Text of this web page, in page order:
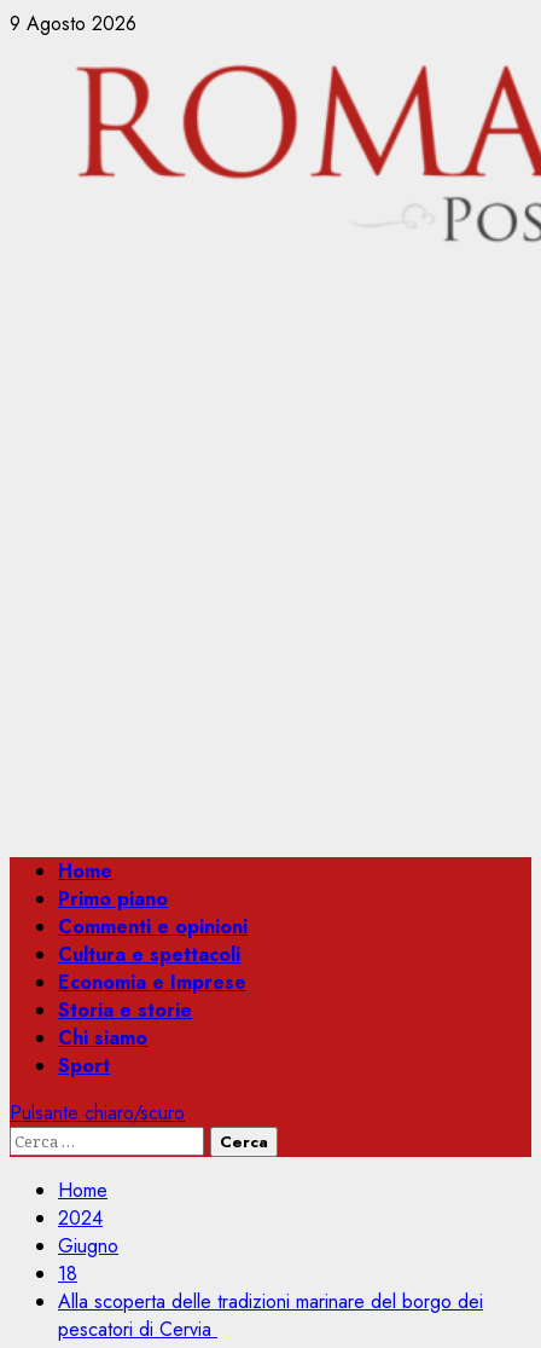
Vai
contenuto
9 Agosto 2026
Menu
principale
Home
Primo piano
Commenti e opinioni
Cultura e spettacoli
Economia e Imprese
Storia e storie
Chi siamo
Sport
Pulsante chiaro/scuro
Ricerca
Home
2024
Giugno
18
Alla scoperta delle tradizioni marinare del borgo dei
pescatori di Cervia